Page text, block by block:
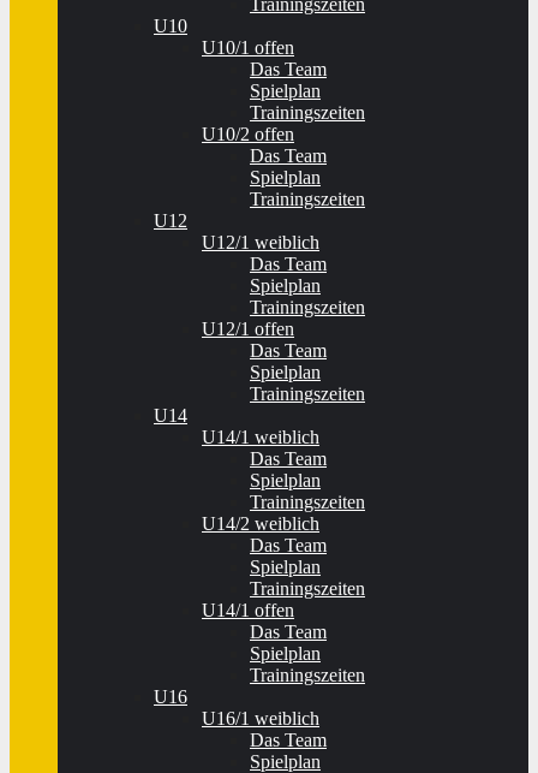
Trainingszeiten
U10
U10/1 offen
Das Team
Spielplan
Trainingszeiten
U10/2 offen
Das Team
Spielplan
Trainingszeiten
U12
U12/1 weiblich
Das Team
Spielplan
Trainingszeiten
U12/1 offen
Das Team
Spielplan
Trainingszeiten
U14
U14/1 weiblich
Das Team
Spielplan
Trainingszeiten
U14/2 weiblich
Das Team
Spielplan
Trainingszeiten
U14/1 offen
Das Team
Spielplan
Trainingszeiten
U16
U16/1 weiblich
Das Team
Spielplan